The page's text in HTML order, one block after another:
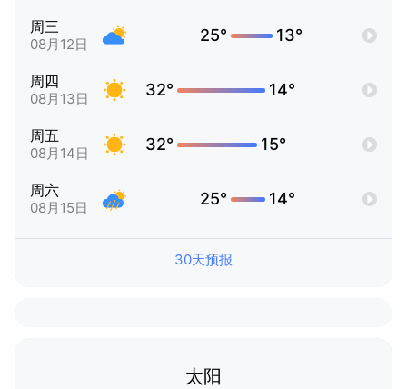
周三
08月12日 25° 13°
周四
08月13日 32° 14°
周五
08月14日 32° 15°
周六
08月15日 25° 14°
30天预报
太阳